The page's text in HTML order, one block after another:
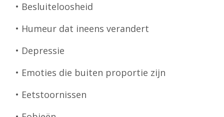
• Besluiteloosheid
• Humeur dat ineens verandert
• Depressie
• Emoties die buiten proportie zijn
• Eetstoornissen